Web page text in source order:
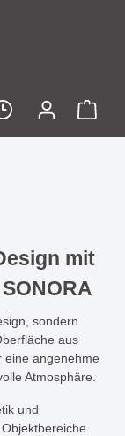
mit
sondern
aus
eine angenehme
Atmosphäre.
und